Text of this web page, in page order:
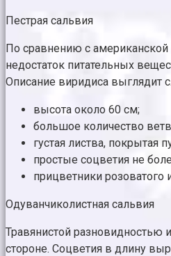
Пестрая сальвия
По сравнению с американской
недостаток питательных
Описание виридиса выглядит
высота около 60 см;
большое количество
густая листва, покрытая
простые соцветия не
прицветники розоватого
Одуванчиколистная сальвия
Травянистой разновидностью
стороне. Соцветия в длину